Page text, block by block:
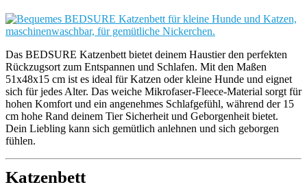
Das BEDSURE Katzenbett bietet deinem Haustier den perfekten
Rückzugsort zum Entspannen und Schlafen. Mit den Maßen
51x48x15 cm ist es ideal für Katzen oder kleine Hunde und eignet
sich für jedes Alter. Das weiche Mikrofaser-Fleece-Material sorgt für
hohen Komfort und ein angenehmes Schlafgefühl, während der 15
cm hohe Rand deinem Tier Sicherheit und Geborgenheit bietet.
Dein Liebling kann sich gemütlich anlehnen und sich geborgen
fühlen.
Katzenbett